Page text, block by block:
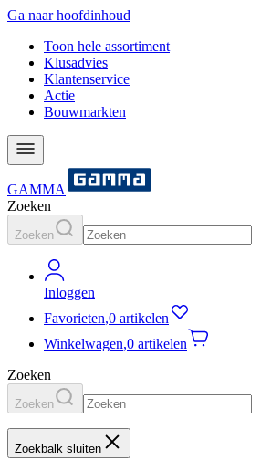
Ga naar hoofdinhoud
Toon hele assortiment
Klusadvies
Klantenservice
Actie
Bouwmarkten
GAMMA
Zoeken
Zoeken
Inloggen
Favorieten,0 artikelen
Winkelwagen,0 artikelen
Zoeken
Zoeken
Zoekbalk sluiten